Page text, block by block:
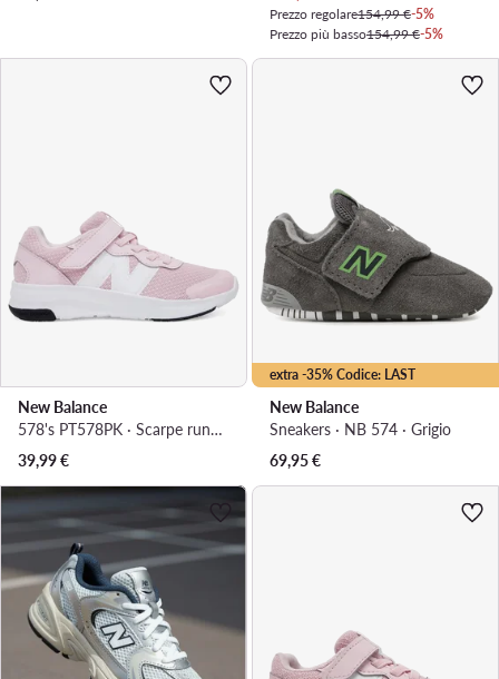
Prezzo regolare154,99 €-5%
Prezzo più basso154,99 €-5%
New Balance
578's PT578PK · Scarpe running
39,99€
extra -35% Codice: LAST
New Balance
Sneakers · NB 574 · Grigio
69,95€